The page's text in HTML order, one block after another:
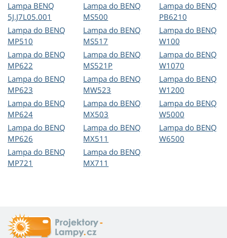
Lampa BENQ
5J.J7L05.001
Lampa do BENQ
MP510
Lampa do BENQ
MP622
Lampa do BENQ
MP623
Lampa do BENQ
MP624
Lampa do BENQ
MP626
Lampa do BENQ
MP721
Lampa do BENQ
MS500
Lampa do BENQ
MS517
Lampa do BENQ
MS521P
Lampa do BENQ
MW523
Lampa do BENQ
MX503
Lampa do BENQ
MX511
Lampa do BENQ
MX711
Lampa do BENQ
PB6210
Lampa do BENQ
W100
Lampa do BENQ
W1070
Lampa do BENQ
W1200
Lampa do BENQ
W5000
Lampa do BENQ
W6500